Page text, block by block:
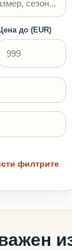
до (EUR)
филтрите